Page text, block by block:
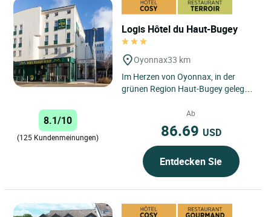
Logis Hôtel du Haut-Bugey
Oyonnax33 km
Im Herzen von Oyonnax, in der
grünen Region Haut-Bugey gelegen,
Haut-Bugey durch seine...
8.1/10
(125 Kundenmeinungen)
Ab
86.69 USD
Entdecken Sie